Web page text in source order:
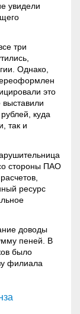
увидели
три
Однако,
это
куда
так и
стороны ПАО
ресурс
доводы
пеней. В
было
филиала